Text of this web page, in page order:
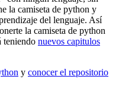
la camiseta de python y
del lenguaje. Así
la camiseta de python
teniendo nuevos capitulos
y conocer el repositorio